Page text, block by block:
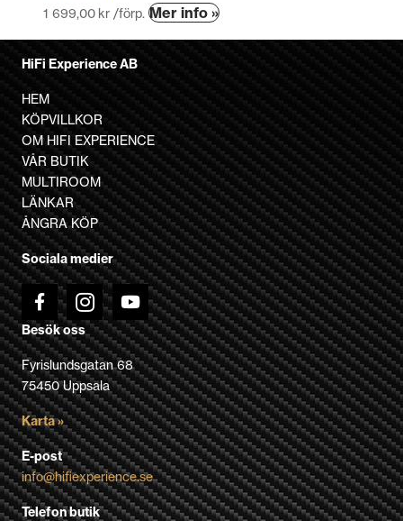
1 699,00 kr /förp. Mer info »
HiFi Experience AB
HEM
KÖPVILLKOR
OM HIFI EXPERIENCE
VÅR BUTIK
MULTIROOM
LÄNKAR
ÅNGRA KÖP
Sociala medier
Besök oss
Fyrislundsgatan 68
75450 Uppsala
Karta »
E-post
info@hifiexperience.se
Telefon butik